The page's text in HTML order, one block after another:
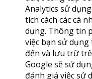
Analytics sử
tích cách các cá
dụng. Thông tin
việc bạn sử
đến và lưu trữ
Google sẽ sử
đánh giá việc sử